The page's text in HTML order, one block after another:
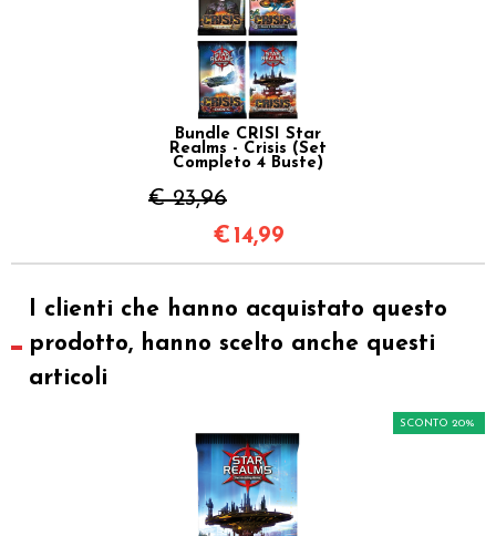
Bundle CRISI Star
Realms - Crisis (Set
Completo 4 Buste)
€ 23,96
€ 14,99
I clienti che hanno acquistato questo
prodotto, hanno scelto anche questi
articoli
SCONTO 20%